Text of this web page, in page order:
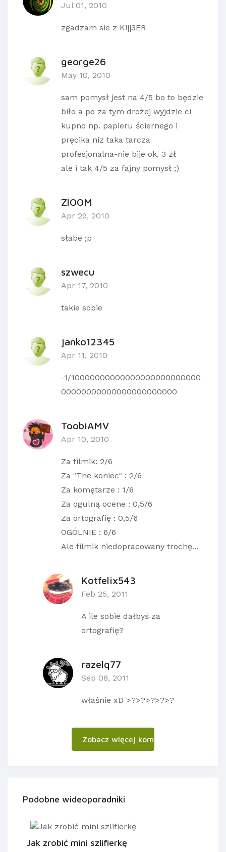
Jul 01, 2010
zgadzam sie z K!||3ER
george26
May 10, 2010
sam pomysł jest na 4/5 bo to będzie
biło a po za tym drożej wyjdzie ci
kupno np. papieru ściernego i
pręcika niz taka tarcza
profesjonalna-nie bije ok. 3 zł
ale i tak 4/5 za fajny pomysł ;)
ZlOOM
Apr 29, 2010
słabe ;p
szwecu
Apr 17, 2010
takie sobie
janko12345
Apr 11, 2010
-1/10000000000000000000000000
00000000000000000000000
ToobiAMV
Apr 10, 2010
Za filmik: 2/6
Za "The koniec" : 2/6
Za komętarze : 1/6
Za ogulną ocene : 0,5/6
Za ortografię : 0,5/6
OGÓLNIE : 6/6
Ale filmik niedopracowany trochę...
Kotfelix543
Feb 25, 2011
A ile sobie dałbyś za
ortografię?
razelq77
Sep 08, 2011
właśnie xD >?>?>?>?>?
Zobacz więcej komentarzy
Podobne wideoporadniki
Jak zrobić mini szlifierkę